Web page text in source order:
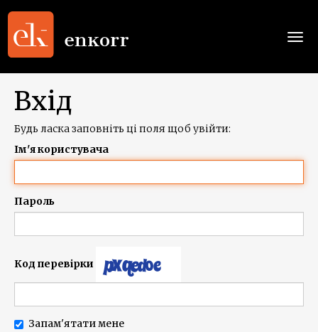
Вхід
Будь ласка заповніть ці поля щоб увійти:
Ім'я користувача
Пароль
Код перевірки
Запам'ятати мене